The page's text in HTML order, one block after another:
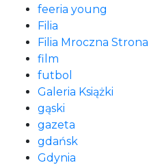
feeria young
Filia
Filia Mroczna Strona
film
futbol
Galeria Książki
gąski
gazeta
gdańsk
Gdynia